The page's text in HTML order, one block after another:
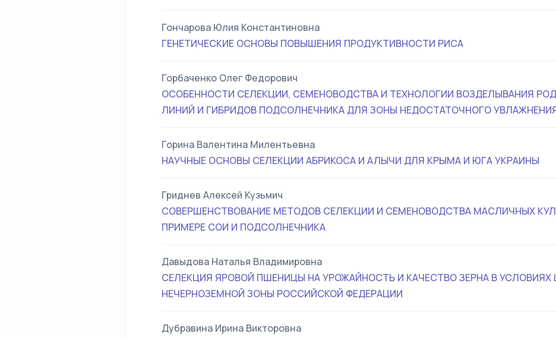
Гончарова Юлия Константиновна
ГЕНЕТИЧЕСКИЕ ОСНОВЫ ПОВЫШЕНИЯ ПРОДУКТИВНОСТИ РИСА
Горбаченко Олег Федорович
ОСОБЕННОСТИ СЕЛЕКЦИИ, СЕМЕНОВОДСТВА И ТЕХНОЛОГИИ ВОЗДЕЛЫВАНИЯ
ЛИНИЙ И ГИБРИДОВ ПОДСОЛНЕЧНИКА ДЛЯ ЗОНЫ НЕДОСТАТОЧНОГО
Горина Валентина Милентьевна
НАУЧНЫЕ ОСНОВЫ СЕЛЕКЦИИ АБРИКОСА И АЛЫЧИ ДЛЯ КРЫМА И ЮГА УКРАИНЫ
Гриднев Алексей Кузьмич
СОВЕРШЕНСТВОВАНИЕ МЕТОДОВ СЕЛЕКЦИИ И СЕМЕНОВОДСТВА МАСЛИЧНЫХ
ПРИМЕРЕ СОИ И ПОДСОЛНЕЧНИКА
Давыдова Наталья Владимировна
СЕЛЕКЦИЯ ЯРОВОЙ ПШЕНИЦЫ НА УРОЖАЙНОСТЬ И КАЧЕСТВО ЗЕРНА В УСЛОВИЯХ
НЕЧЕРНОЗЕМНОЙ ЗОНЫ РОССИЙСКОЙ ФЕДЕРАЦИИ
Дубравина Ирина Викторовна